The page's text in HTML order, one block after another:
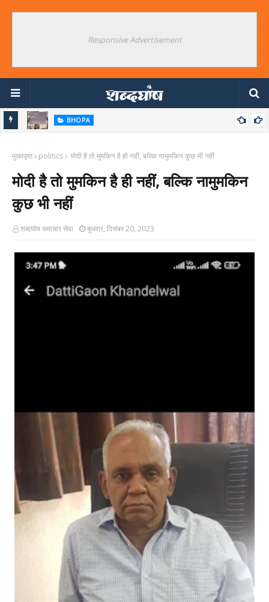
Responsive Advertisement
BHOPA
बड़ा खुलासा
मुख्यपृष्ठ politics मोदी है तो मुमकिन है ही नहीं, बल्कि नामुमकिन कुछ भी नहीं
मोदी है तो मुमकिन है ही नहीं, बल्कि नामुमकिन
कुछ भी नहीं
शब्दघोष समाचार सेवा बुधवार, दिसंबर 20, 2023